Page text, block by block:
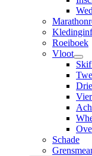
Roeiboek
Vloot
Schade